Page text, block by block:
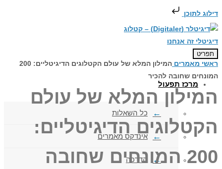
דילוג לתוכן
תפריט
מרכז תפעול
כל השאלות
אינדקס מאמרים
הדרכה
ראשי מאמרים
המילון המלא של עולם הקטלוגים הדיגיטליים: 200
המונחים שחובה להכיר
המילון המלא של עולם
הקטלוגים הדיגיטליים:
200 המונחים שחובה